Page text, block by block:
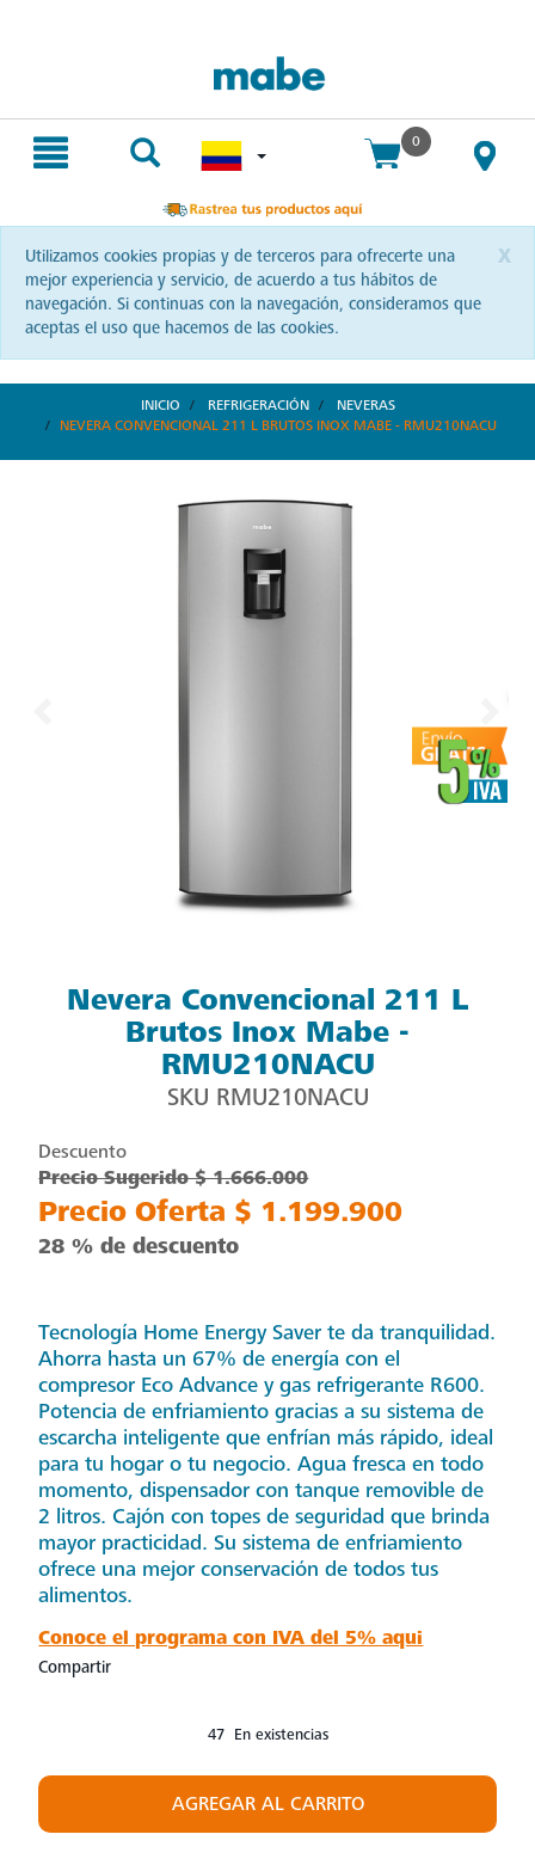
0
x
Utilizamos cookies propias y de terceros para ofrecerte una
mejor experiencia y servicio, de acuerdo a tus hábitos de
navegación. Si continuas con la navegación, consideramos que
aceptas el uso que hacemos de las cookies.
INICIO REFRIGERACIÓN
NEVERAS
NEVERA CONVENCIONAL 211 L BRUTOS INOX MABE - RMU210NACU
Nevera Convencional 211 L
Brutos Inox Mabe -
RMU210NACU
SKU RMU210NACU
Descuento
Precio Sugerido $ 1.666.000
Precio Oferta $ 1.199.900
28 % de descuento
Tecnología Home Energy Saver te da tranquilidad.
Ahorra hasta un 67% de energía con el
compresor Eco Advance y gas refrigerante R600.
Potencia de enfriamiento gracias a su sistema de
escarcha inteligente que enfrían más rápido, ideal
para tu hogar o tu negocio. Agua fresca en todo
momento, dispensador con tanque removible de
2 litros. Cajón con topes de seguridad que brinda
mayor practicidad. Su sistema de enfriamiento
ofrece una mejor conservación de todos tus
alimentos.
Conoce el programa con IVA del 5% aqui